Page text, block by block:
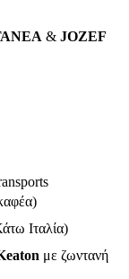
& JOZEF
Ιταλία)
με ζωντανή